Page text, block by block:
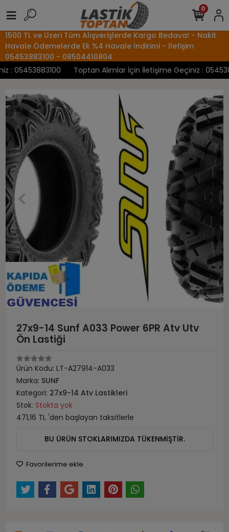
1500 TL ve Üzeri Tüm Alışverişlerde Kargo Bedava! - Nakit
Havale Ödemelerde Ek %4 Havale İndirimi - İletişim
05453883100 - 08504410804
05453883100
Toptan Alımlar İçin İletişime Geçiniz :
0
27x9-14 Sunf A033 Power 6PR Atv Utv
Ön Lastiği
Ürün Kodu: LT-A27914-A033
Marka: SUNF
Kategori: 27x9-14 Atv Lastikleri
Stok: Stokta yok
471,16 TL 'den başlayan taksitlerle
BU ÜRÜN STOKLARIMIZDA TÜKENMİŞTİR.
Favorilerime ekle